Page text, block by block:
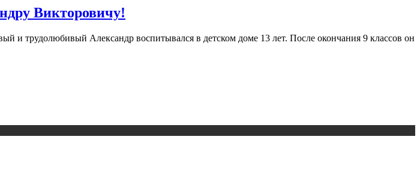
Викторовичу!
и трудолюбивый Александр воспитывался в детском доме 13 лет. После окончания 9 классов он